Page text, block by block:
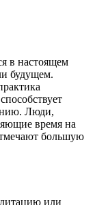
в настоящем
будущем.
Люди,
время на
большую
или